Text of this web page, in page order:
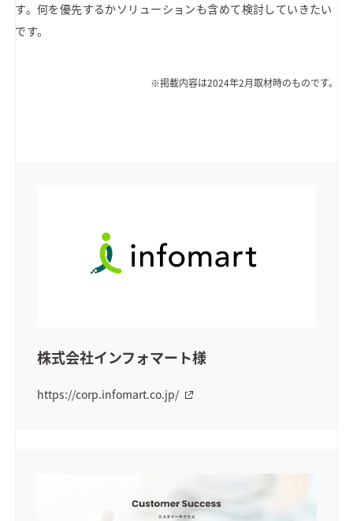
す。何を優先するかソリューションも含めて検討していきたい
です。
※掲載内容は2024年2月取材時のものです。
株式会社インフォマート様
https://corp.infomart.co.jp/